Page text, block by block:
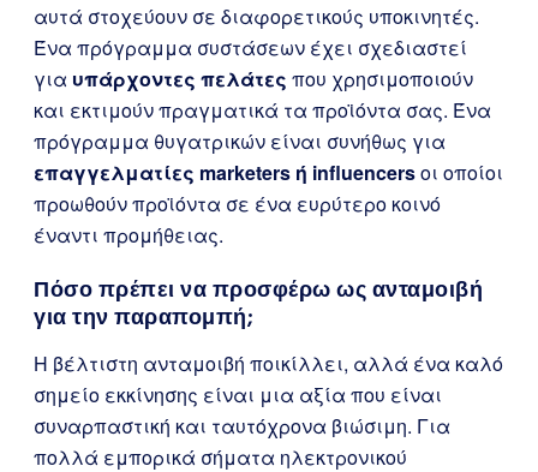
αυτά στοχεύουν σε διαφορετικούς υποκινητές.
Ένα πρόγραμμα συστάσεων έχει σχεδιαστεί
για υπάρχοντες πελάτες που χρησιμοποιούν
και εκτιμούν πραγματικά τα προϊόντα σας. Ένα
πρόγραμμα θυγατρικών είναι συνήθως για
επαγγελματίες marketers ή influencersοι οποίοι
προωθούν προϊόντα σε ένα ευρύτερο κοινό
έναντι προμήθειας.
Πόσο πρέπει να προσφέρω ως ανταμοιβή
για την παραπομπή;
Η βέλτιστη ανταμοιβή ποικίλλει, αλλά ένα καλό
σημείο εκκίνησης είναι μια αξία που είναι
συναρπαστική και ταυτόχρονα βιώσιμη. Για
πολλά εμπορικά σήματα ηλεκτρονικού